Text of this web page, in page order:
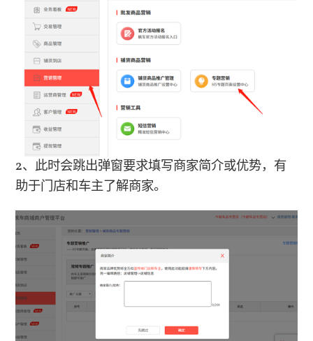
2、此时会跳出弹窗要求填写商家简介或优势，有
助于门店和车主了解商家。